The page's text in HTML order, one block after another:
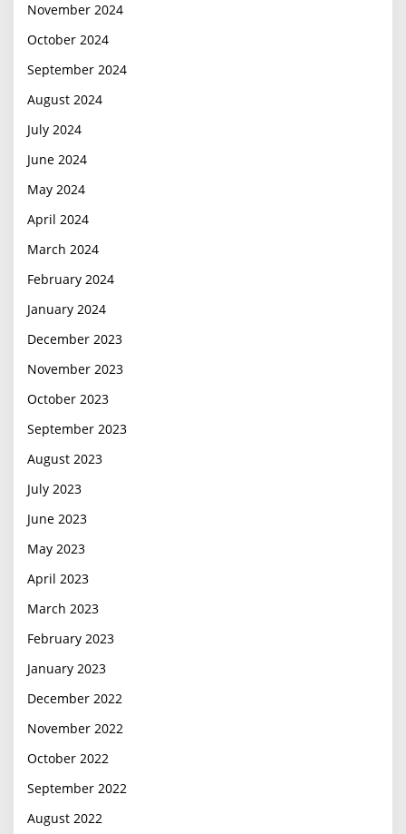
November 2024
October 2024
September 2024
August 2024
July 2024
June 2024
May 2024
April 2024
March 2024
February 2024
January 2024
December 2023
November 2023
October 2023
September 2023
August 2023
July 2023
June 2023
May 2023
April 2023
March 2023
February 2023
January 2023
December 2022
November 2022
October 2022
September 2022
August 2022